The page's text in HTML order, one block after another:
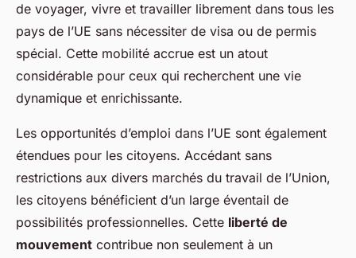
de voyager, vivre et travailler librement dans tous les
pays de l’UE sans nécessiter de visa ou de permis
spécial. Cette mobilité accrue est un atout
considérable pour ceux qui recherchent une vie
dynamique et enrichissante.
Les opportunités d’emploi dans l’UE sont également
étendues pour les citoyens. Accédant sans
restrictions aux divers marchés du travail de l’Union,
les citoyens bénéficient d’un large éventail de
possibilités professionnelles. Cette liberté de
mouvement contribue non seulement à un